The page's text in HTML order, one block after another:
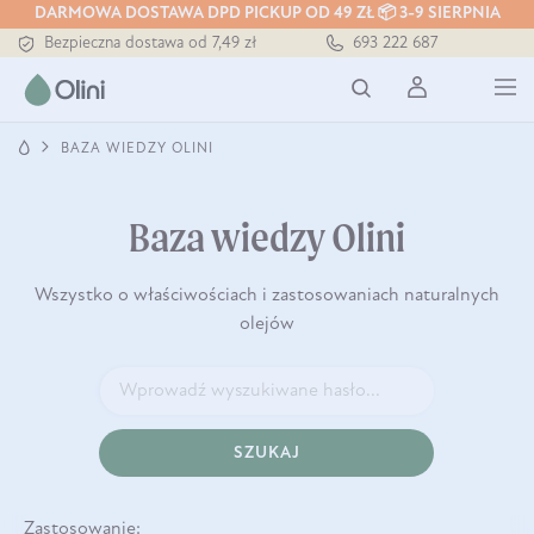
DARMOWA DOSTAWA DPD PICKUP OD 49 ZŁ 📦 3-9 SIERPNIA
Bezpieczna dostawa od 7,49 zł
Darmowa dostawa od 199 zł
Tłoczony zawsze na zimno
693 222 687
BAZA WIEDZY OLINI
Baza wiedzy Olini
Wszystko o właściwościach i zastosowaniach naturalnych
olejów
SZUKAJ
Zastosowanie: